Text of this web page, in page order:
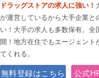
ドラッグストアの求人に強い！
が運営しているから大手企業と
い！大手の求人も多数保有。全
開！地方在住でもエージェント
てくれる。
無料登録はこちら 公式